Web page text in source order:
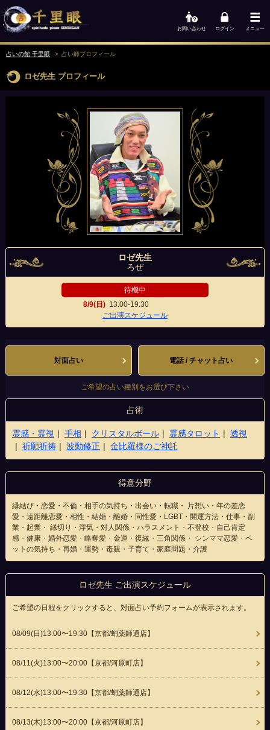
お問い合わせ ログイン メニュー
占いの館 千里眼 占い師プロフィール
ロゼ先生 プロフィール
ロゼ先生
ろぜ
待機中
8/9(日) 13:00-19:30
ご出演スケジュール
対面占い 電話 / チャット占い
ご希望の占い種別をお選び下さい
占術
霊感・霊視 手相 クリスタルボール 霊感タロット
透視
祈願祈祷
波動修正 金比羅様のご神託
得意分野
縁結び・恋愛・不倫・相手の気持ち・出会い・転職・ 片想い・年の差恋
愛・遠距離恋愛・相性・結婚・離婚・同性愛・LGBT・開運方法・仕事・副
業・起業・ 縁切り・浮気・対人関係・ハラスメント・不登校・自己肯定
感・健康・婚外恋愛・略奪愛・金運・復縁・三角関係・ シンママ恋愛・ペ
ットの気持ち・再婚・運勢・毒親・子育て・家庭問題・介護
ロゼ先生 ご出演スケジュール
ご希望の日程をクリックすると、対面占い予約フォームが表示されます。
08/09(日 )13:00〜19:30【京都/蛸薬師通店】
08/11(火)13:00〜20:00【京都/河原町店】
08/12(水)13:00〜19:30【京都/蛸薬師通店】
08/13(木)13:00〜20:00【京都/河原町店】